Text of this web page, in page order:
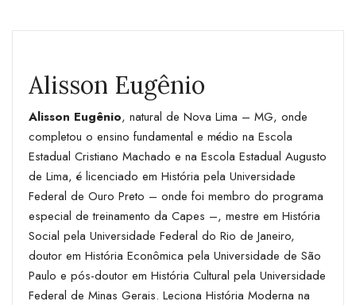
Alisson Eugênio
Alisson Eugênio, natural de Nova Lima – MG, onde
completou o ensino fundamental e médio na Escola
Estadual Cristiano Machado e na Escola Estadual Augusto
de Lima, é licenciado em História pela Universidade
Federal de Ouro Preto – onde foi membro do programa
especial de treinamento da Capes –, mestre em História
Social pela Universidade Federal do Rio de Janeiro,
doutor em História Econômica pela Universidade de São
Paulo e pós-doutor em História Cultural pela Universidade
Federal de Minas Gerais. Leciona História Moderna na